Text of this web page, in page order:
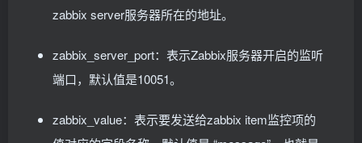
zabbix server服务器所在的地址。
zabbix_server_port：表示Zabbix服务器开启的监听
端口，默认值是10051。
zabbix_value：表示要发送给zabbix item监控项的